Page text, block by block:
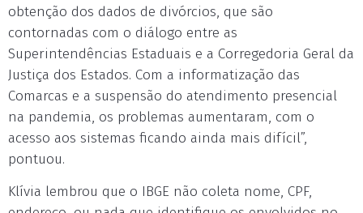
obtenção dos dados de divórcios, que são
contornadas com o diálogo entre as
Superintendências Estaduais e a Corregedoria Geral da
Justiça dos Estados. Com a informatização das
Comarcas e a suspensão do atendimento presencial
na pandemia, os problemas aumentaram, com o
acesso aos sistemas ficando ainda mais difícil”,
pontuou.
Klívia lembrou que o IBGE não coleta nome, CPF,